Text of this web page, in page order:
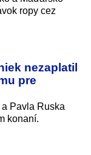
ropy cez
nezaplatil
pre
Pavla Ruska
konaní.